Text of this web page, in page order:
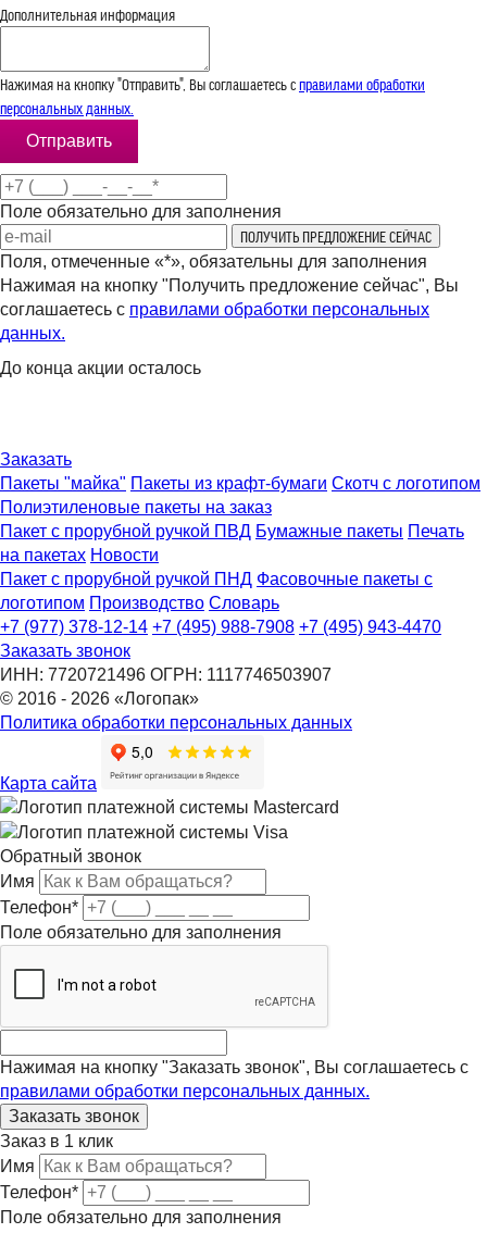
Дополнительная информация
Нажимая на кнопку "Отправить", Вы соглашаетесь справилами обработки
персональных данных.
Поле обязательно для заполнения
Поля, отмеченные «*», обязательны для заполнения
Нажимая на кнопку "Получить предложение сейчас", Вы
соглашаетесь с правилами обработки персональных
данных.
До конца акции осталось
Заказать
Пакеты "майка" Пакеты из крафт-бумаги Скотч с логотипом
Полиэтиленовые пакеты на заказ
Пакет с прорубной ручкой ПВД Бумажные пакеты Печать
на пакетах Новости
Пакет с прорубной ручкой ПНД Фасовочные пакеты с
логотипом Производство Словарь
+7 (977) 378-12-14 +7 (495) 988-7908 +7 (495) 943-4470
Заказать звонок
ИНН: 7720721496 ОГРН: 1117746503907
© 2016 - 2026 «Логопак»
Политика обработки персональных данных
Карта сайта
Обратный звонок
Имя
Телефон*
Поле обязательно для заполнения
Нажимая на кнопку "Заказать звонок", Вы соглашаетесь с
правилами обработки персональных данных.
Заказ в 1 клик
Имя
Телефон*
Поле обязательно для заполнения